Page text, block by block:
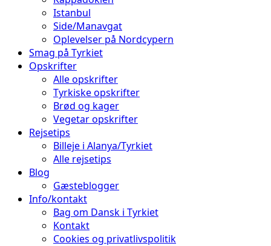
Istanbul
Side/Manavgat
Oplevelser på Nordcypern
Smag på Tyrkiet
Opskrifter
Alle opskrifter
Tyrkiske opskrifter
Brød og kager
Vegetar opskrifter
Rejsetips
Billeje i Alanya/Tyrkiet
Alle rejsetips
Blog
Gæsteblogger
Info/kontakt
Bag om Dansk i Tyrkiet
Kontakt
Cookies og privatlivspolitik